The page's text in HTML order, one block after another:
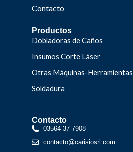
Contacto
Productos
Dobladoras de Caños
Insumos Corte Láser
Otras Máquinas-Herramientas
Soldadura
Contacto
03564 37-7908
contacto@carisiosrl.com